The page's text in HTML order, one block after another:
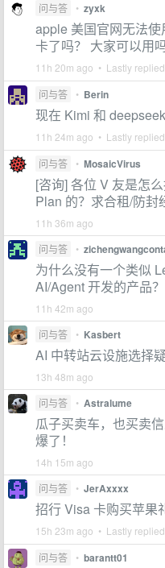
问与答 • zyxk
apple 美国官网无法
卡了吗？ 大家可以用吗
11h 20m ago • Lastly
问与答 • Berin
现在 Kimi 和
11h 24m ago • Lastly
问与答 • MosaicVirus
[咨询] 各位 V 友是怎
Plan 的？求合租/防封
11h 36m ago
问与答
•
为什么没有一个类似
AI/Agent 开发的产品？
11h 42m ago
问与答
• Kasbert
AI 中转站云设施选择
13h 48m ago
问与答
• Astralume
瓜子买卖车，也买卖
爆了！
14h 15m ago
问与答
• JerAxxxx
招行 Visa 卡购买苹果
15h 23m ago • Lastly
问与答 • barantt01